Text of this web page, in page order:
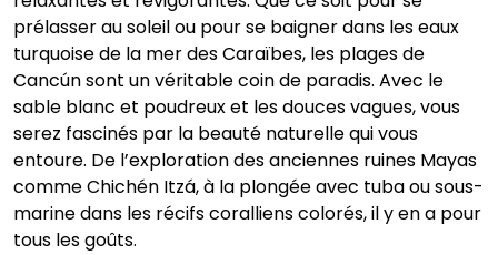
prélasser au soleil ou pour se baigner dans les eaux
turquoise de la mer des Caraïbes, les plages de
Cancún sont un véritable coin de paradis. Avec le
sable blanc et poudreux et les douces vagues, vous
serez fascinés par la beauté naturelle qui vous
entoure. De l’exploration des anciennes ruines Mayas
comme Chichén Itzá, à la plongée avec tuba ou sous-
marine dans les récifs coralliens colorés, il y en a pour
tous les goûts.